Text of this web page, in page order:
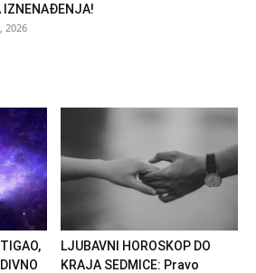
IZNENAĐENJA!
2026
LJUBAVNI HOROSKOP DO
KRAJA SEDMICE: Pravo